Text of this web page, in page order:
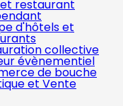
restaurant
d'hôtels et
collective
évènementiel
de bouche
et Vente